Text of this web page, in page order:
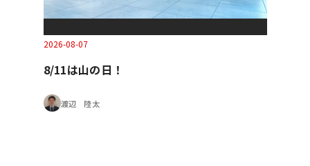
2026-08-07
8/11は山の日！
渡辺 陸太